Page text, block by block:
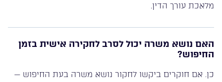
מלאכת עורך הדין.
האם נושא משרה יכול לסרב לחקירה אישית בזמן
החיפוש?
כן. אם חוקרים ביקשו לחקור נושא משרה בעת החיפוש —